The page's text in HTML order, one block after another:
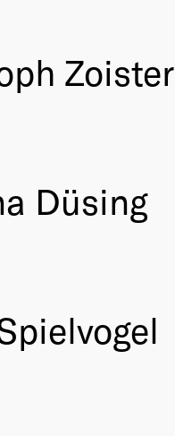
Zoister
Düsing